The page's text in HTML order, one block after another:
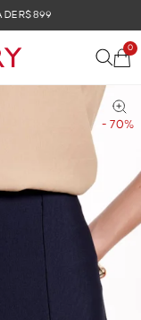
DE R$ 899
0
- 70%